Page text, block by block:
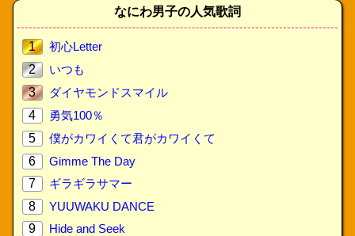
なにわ男子の人気歌詞
1
初心Letter
2
いつも
3
ダイヤモンドスマイル
4
勇気100％
5
僕がカワイくて君がカワイくて
6
Gimme The Day
7
ギラギラサマー
8
YUUWAKU DANCE
9
Hide and Seek